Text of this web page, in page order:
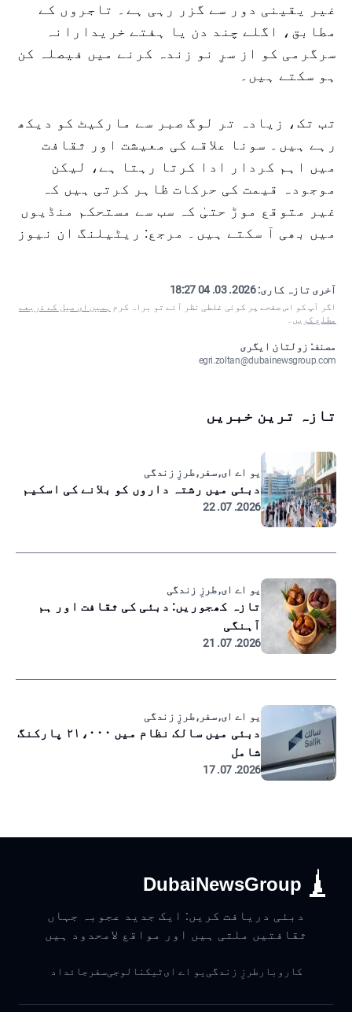
غیر یقینی دور سے گزر رہی ہے۔ تاجروں کے
مطابق، اگلے چند دن یا ہفتے خریدارانہ
سرگرمی کو از سرِ نو زندہ کرنے میں فیصلہ کن
ہو سکتے ہیں۔
تب تک، زیادہ تر لوگ صبر سے مارکیٹ کو دیکھ
رہے ہیں۔ سونا علاقے کی معیشت اور ثقافت
میں اہم کردار ادا کرتا رہتا ہے، لیکن
موجودہ قیمت کی حرکات ظاہر کرتی ہیں کہ
غیر متوقع موڑ حتیٰ کہ سب سے مستحکم منڈیوں
میں بھی آ سکتے ہیں۔ مرجع: ریٹیلنگ ان نیوز
آخری تازہ کاری:2026. 03. 04 18:27
اگر آپ کو اس صفحے پر کوئی غلطی نظر آئے تو براہ کرم ہمیں ای میل کے ذریعے
مطلع کریں ۔
مصنف: زولتان ایگری
egri.zoltan@dubainewsgroup.com
تازہ ترین خبریں
یو اے ای, سفر, طرزِ زندگی
دبئی میں رشتہ داروں کو بلانے کی اسکیم
2026. 07. 22
یو اے ای, طرزِ زندگی
تازہ کھجوریں: دبئی کی ثقافت اور ہم
آہنگی
2026. 07. 21
یو اے ای, سفر, طرزِ زندگی
دبئی میں سالک نظام میں ۲۱،۰۰۰ پارکنگ
شامل
2026. 07. 17
DubaiNewsGroup
دبئی دریافت کریں: ایک جدید عجوبہ جہاں
ثقافتیں ملتی ہیں اور مواقع لامحدود ہیں
کاروبار طرزِ زندگی یو اے ایٹیکنالوجیسفر جائداد